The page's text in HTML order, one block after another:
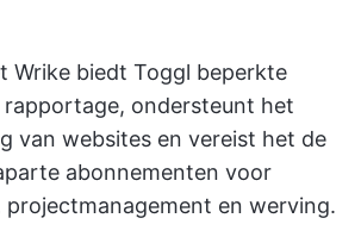
Wrike biedt Toggl beperkte
ondersteunt het
van websites en vereist het de
abonnementen voor
en werving.